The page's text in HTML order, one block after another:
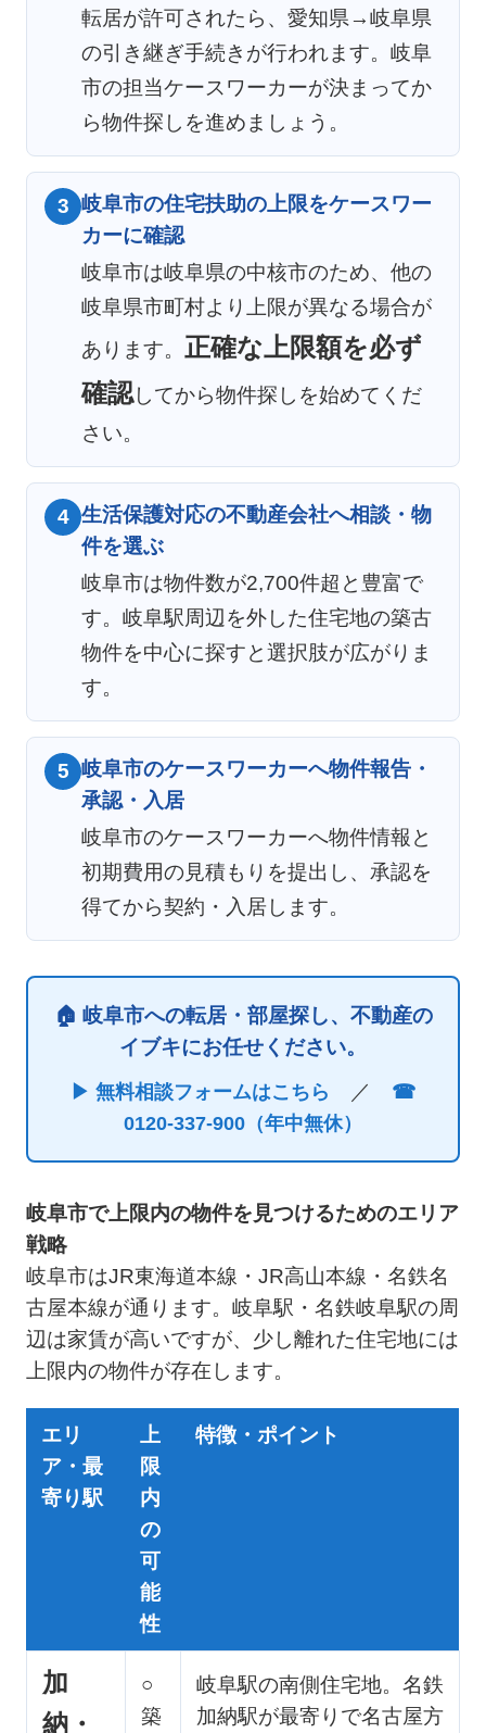
転居が許可されたら、愛知県→岐阜県
の引き継ぎ手続きが行われます。岐阜
市の担当ケースワーカーが決まってか
ら物件探しを進めましょう。
3 岐阜市の住宅扶助の上限をケースワー
カーに確認
岐阜市は岐阜県の中核市のため、他の
岐阜県市町村より上限が異なる場合が
あります。 正確な上限額を必ず
確認してから物件探しを始めてくだ
さい。
4 生活保護対応の不動産会社へ相談・物
件を選ぶ
岐阜市は物件数が2,700件超と豊富で
す。岐阜駅周辺を外した住宅地の築古
物件を中心に探すと選択肢が広がりま
す。
5 岐阜市のケースワーカーへ物件報告・
承認・入居
岐阜市のケースワーカーへ物件情報と
初期費用の見積もりを提出し、承認を
得てから契約・入居します。
🏠 岐阜市への転居・部屋探し、不動産の
イブキにお任せください。
▶ 無料相談フォームはこちら ／ ☎
0120-337-900（年中無休）
岐阜市で上限内の物件を見つけるためのエリア
戦略
岐阜市はJR東海道本線・JR高山本線・名鉄名
古屋本線が通ります。岐阜駅・名鉄岐阜駅の周
辺は家賃が高いですが、少し離れた住宅地には
上限内の物件が存在します。
エリ
ア・最
寄り駅
上
限
内
の
可
能
性
特徴・ポイント
加
納・
○
築
岐阜駅の南側住宅地。名鉄
加納駅が最寄りで名古屋方